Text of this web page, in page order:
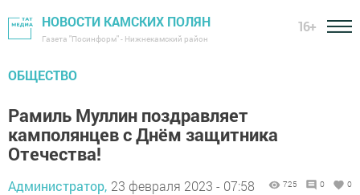
НОВОСТИ КАМСКИХ ПОЛЯН
Газета "Посинформ" - Нижнекамский район
16+
ОБЩЕСТВО
Рамиль Муллин поздравляет
камполянцев с Днём защитника
Отечества!
Администратор, 23 февраля 2023 - 07:58 725 0 0